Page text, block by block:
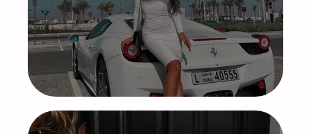
Высочайшие заработки